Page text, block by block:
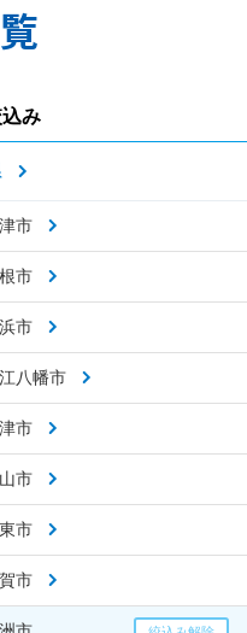
み
市
市
市
八幡市
市
市
市
市